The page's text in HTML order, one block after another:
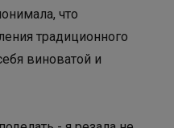
что
традиционного
виноватой и